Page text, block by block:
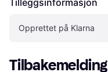
Tilleggsinformasjon
Opprettet på Klarna
Tilbakemelding